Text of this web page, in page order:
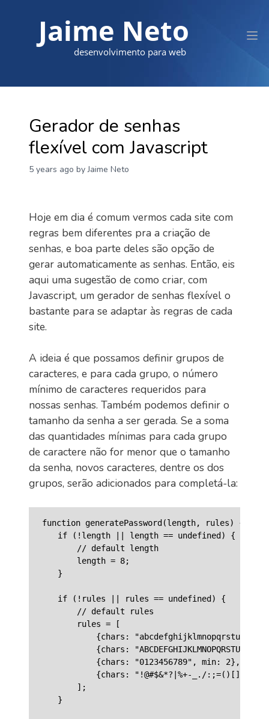
Jaime Neto
desenvolvimento para web
Gerador de senhas
flexível com Javascript
5 years ago by Jaime Neto
Hoje em dia é comum vermos cada site com
regras bem diferentes pra a criação de
senhas, e boa parte deles são opção de
gerar automaticamente as senhas. Então, eis
aqui uma sugestão de como criar, com
Javascript, um gerador de senhas flexível o
bastante para se adaptar às regras de cada
site.
A ideia é que possamos definir grupos de
caracteres, e para cada grupo, o número
mínimo de caracteres requeridos para
nossas senhas. Também podemos definir o
tamanho da senha a ser gerada. Se a soma
das quantidades mínimas para cada grupo
de caractere não for menor que o tamanho
da senha, novos caracteres, dentre os dos
grupos, serão adicionados para completá-la:
function generatePassword(length, rules) {
    if (!length || length == undefined) {
        // default length
        length = 8;
    }
    if (!rules || rules == undefined) {
        // default rules
        rules = [
{chars:
{chars:
            {chars: "0123456789", min: 2},
{chars: "!@#$&*?|%+-_./:;=()[]{}",
        ];
    }